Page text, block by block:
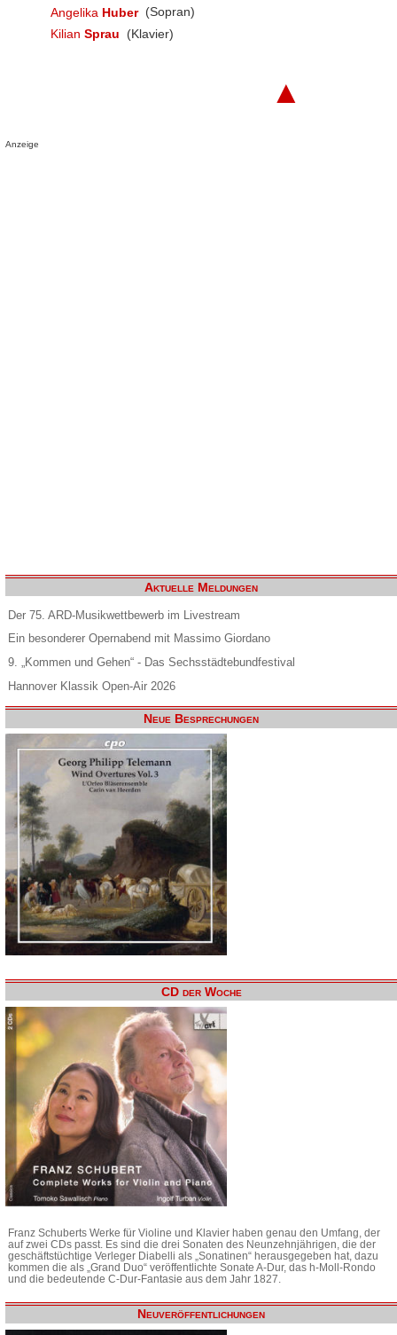
Angelika Huber (Sopran)
Kilian Sprau (Klavier)
▲
Anzeige
Aktuelle Meldungen
Der 75. ARD-Musikwettbewerb im Livestream
Ein besonderer Opernabend mit Massimo Giordano
9. „Kommen und Gehen“ - Das Sechsstädtebundfestival
Hannover Klassik Open-Air 2026
Neue Besprechungen
CD der Woche
Franz Schuberts Werke für Violine und Klavier haben genau den Umfang, der
auf zwei CDs passt. Es sind die drei Sonaten des Neunzehnjährigen, die der
geschäftstüchtige Verleger Diabelli als „Sonatinen“ herausgegeben hat, dazu
kommen die als „Grand Duo“ veröffentlichte Sonate A-Dur, das h-Moll-Rondo
und die bedeutende C-Dur-Fantasie aus dem Jahr 1827.
Neuveröffentlichungen